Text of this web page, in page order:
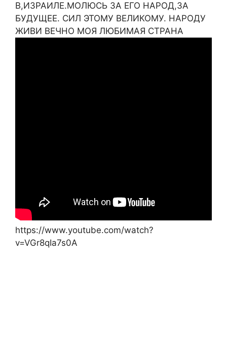
В,ИЗРАИЛЕ.МОЛЮСЬ ЗА ЕГО НАРОД,ЗА
БУДУЩЕЕ. СИЛ ЭТОМУ ВЕЛИКОМУ. НАРОДУ
ЖИВИ ВЕЧНО МОЯ ЛЮБИМАЯ СТРАНА
https://www.youtube.com/watch?
v=VGr8qIa7s0A